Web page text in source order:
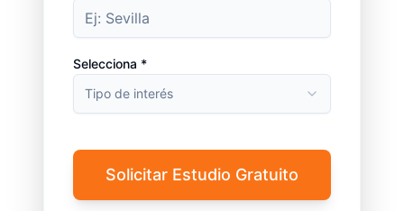
Selecciona *
Tipo de interés
Solicitar Estudio Gratuito